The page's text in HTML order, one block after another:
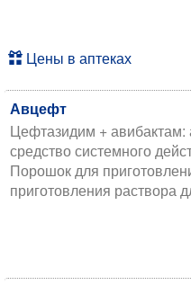
Цены в аптеках
Авцефт
Цефтазидим + авибактам:
средство системного
Порошок для
приготовления раствора